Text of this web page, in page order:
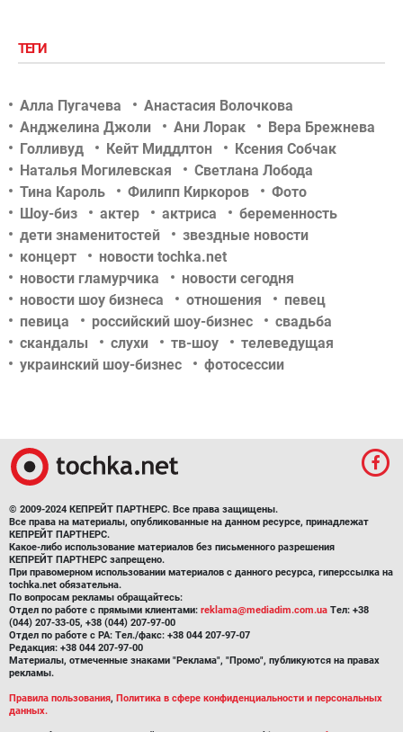
ТЕГИ
Алла Пугачева
Анастасия Волочкова
Анджелина Джоли
Ани Лорак
Вера Брежнева
Голливуд
Кейт Миддлтон
Ксения Собчак
Наталья Могилевская
Светлана Лобода
Тина Кароль
Филипп Киркоров
Фото
Шоу-биз
актер актриса
беременность
дети знаменитостей
звездные новости
концерт
новости tochka.net
новости гламурчика
новости сегодня
новости шоу бизнеса
отношения
певец
певица
российский шоу-бизнес
свадьба
скандалы
слухи тв-шоу
телеведущая
украинский шоу-бизнес
фотосессии
© 2009-2024 КЕПРЕЙТ ПАРТНЕРС. Все права защищены.
Все права на материалы, опубликованные на данном ресурсе, принадлежат
КЕПРЕЙТ ПАРТНЕРС.
Какое-либо использование материалов без письменного разрешения
КЕПРЕЙТ ПАРТНЕРС запрещено.
При правомерном использовании материалов с данного ресурса, гиперссылка на
tochka.net обязательна.
По вопросам рекламы обращайтесь:
Отдел по работе с прямыми клиентами: reklama@mediadim.com.ua Тел: +38
(044) 207-33-05, +38 (044) 207-97-00
Отдел по работе с РА: Тел./факс: +38 044 207-97-07
Редакция: +38 044 207-97-00
Материалы, отмеченные знаками "Реклама", "Промо", публикуются на правах
рекламы.
Правила пользования, Политика в сфере конфиденциальности и персональных
данных.